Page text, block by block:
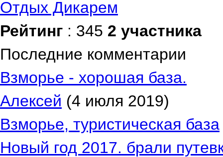
Отдых Дикарем
Рейтинг : 345 2 участника
Последние комментарии
Взморье - хорошая база.
Алексей (4 июля 2019)
Взморье, туристическая база
Новый год 2017. брали